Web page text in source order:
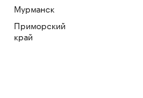
Мурманск
Приморский
край